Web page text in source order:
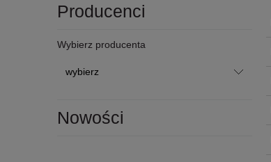
Producenci
Wybierz producenta
Nowości